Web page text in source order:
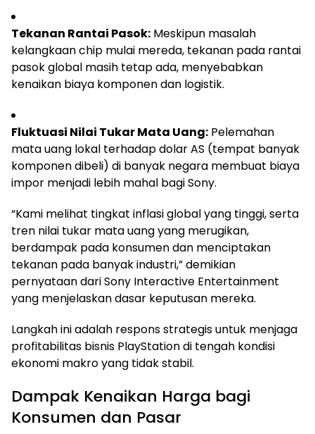
Tekanan Rantai Pasok: Meskipun masalah
kelangkaan chip mulai mereda, tekanan pada rantai
pasok global masih tetap ada, menyebabkan
kenaikan biaya komponen dan logistik.
Fluktuasi Nilai Tukar Mata Uang: Pelemahan
mata uang lokal terhadap dolar AS (tempat banyak
komponen dibeli) di banyak negara membuat biaya
impor menjadi lebih mahal bagi Sony.
“Kami melihat tingkat inflasi global yang tinggi, serta
tren nilai tukar mata uang yang merugikan,
berdampak pada konsumen dan menciptakan
tekanan pada banyak industri,” demikian
pernyataan dari Sony Interactive Entertainment
yang menjelaskan dasar keputusan mereka.
Langkah ini adalah respons strategis untuk menjaga
profitabilitas bisnis PlayStation di tengah kondisi
ekonomi makro yang tidak stabil.
Dampak Kenaikan Harga bagi
Konsumen dan Pasar